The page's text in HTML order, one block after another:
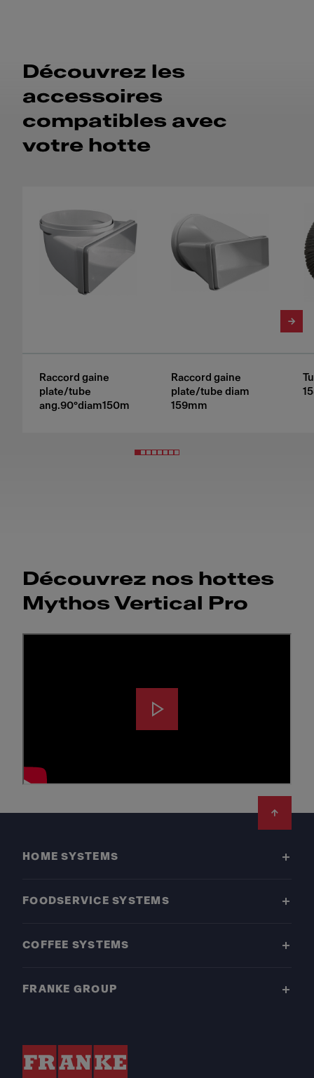
Découvrez les
accessoires
compatibles avec
votre hotte
Raccord gaine
plate/tube
ang.90°diam150m
Raccord gaine
plate/tube diam
159mm
Découvrez nos hottes
Mythos Vertical Pro
HOME SYSTEMS
FOODSERVICE SYSTEMS
COFFEE SYSTEMS
FRANKE GROUP